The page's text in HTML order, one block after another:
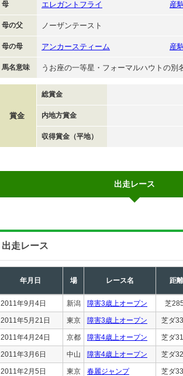
母 エレガントフライ 産
母の父 ノーザンテースト
母の母 アンカースティーム 産
馬名意味 うお座の一等星・フォーマルハウトの別
賞金
総賞金
内地方賞金
収得賞金（平地）
出走レース
出走レース
年月日 場 レース名 距離
2011年9月4日 新潟 障害3歳上オープン 芝
2011年5月21日 東京 障害3歳上オープン 芝ダ
2011年4月24日 京都 障害4歳上オープン 芝ダ
2011年3月6日 中山 障害4歳上オープン 芝ダ
2011年2月5日 東京 春麗ジャンプ 芝ダ